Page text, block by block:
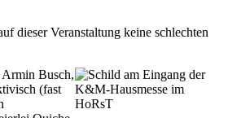
dieser Veranstaltung keine schlechten
Armin Busch,
(fast